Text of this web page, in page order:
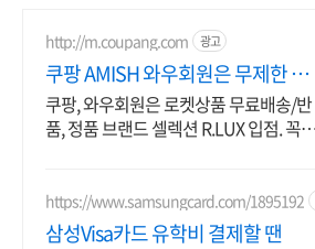
http://m.coupang.com 광고
쿠팡 AMISH 와우회원은 무제한 무
료배송
쿠팡, 와우회원은 로켓상품 무료배송/반
품, 정품 브랜드 셀렉션 R.LUX 입점. 꼭
https://www.samsungcard.com/1895192
삼성Visa카드 유학비 결제할 땐